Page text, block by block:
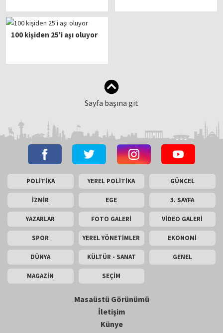
100 kişiden 25'i aşı oluyor
Sayfa başına git
POLİTİKA YEREL POLİTİKA GÜNCEL
İZMİR EGE 3. SAYFA
YAZARLAR FOTO GALERİ VİDEO GALERİ
SPOR YEREL YÖNETİMLER EKONOMİ
DÜNYA KÜLTÜR - SANAT GENEL
MAGAZİN SEÇİM
Masaüstü Görünümü
İletişim
Künye